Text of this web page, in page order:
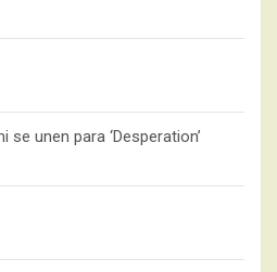
se unen para ‘Desperation’